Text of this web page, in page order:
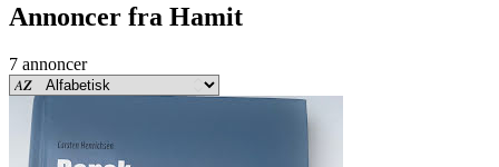
Annoncer fra Hamit
7 annoncer